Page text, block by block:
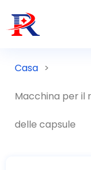
Casa >
Macchina per il
delle capsule